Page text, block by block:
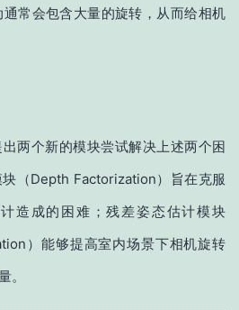
常会包含大量的旋转，从而给相机
两个新的模块尝试解决上述两个困
（Depth Factorization）旨在克服
造成的困难；残差姿态估计模块
）能够提高室内场景下相机旋转
。